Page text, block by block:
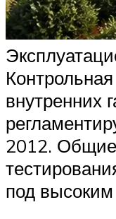
внутренних
2012.
под